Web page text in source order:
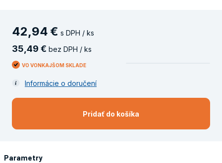
42,94 € s DPH / ks
35 49 € bez DPH / ks
VO VONKAJŠOM SKLADE
Informácie o doručení
Pridať do košíka
Parametry